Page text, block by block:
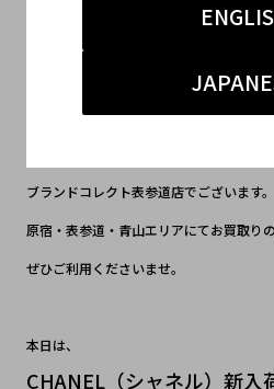
#シャネル
#シャネル 買取 表参道 #ヴ
ブランドコレクト表参道店でございます。
原宿・表参道・青山エリアにてお買取り
ぜひご利用くださいませ。
本日は、
CHANEL（シャネル）新入